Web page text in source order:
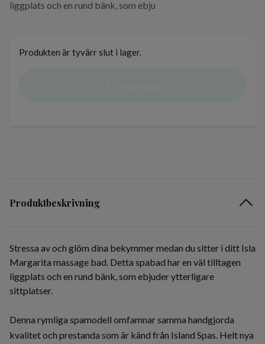
liggplats och en rund bänk, som ebju
Produkten är tyvärr slut i lager.
Produktbeskrivning
Stressa av och glöm dina bekymmer medan du sitter i ditt Isla
Margarita massage bad. Detta spabad har en väl tilltagen
liggplats och en rund bänk, som ebjuder ytterligare
sittplatser.
Denna rymliga spamodell omfamnar samma handgjorda
kvalitet och prestanda som är känd från Island Spas. Helt nya